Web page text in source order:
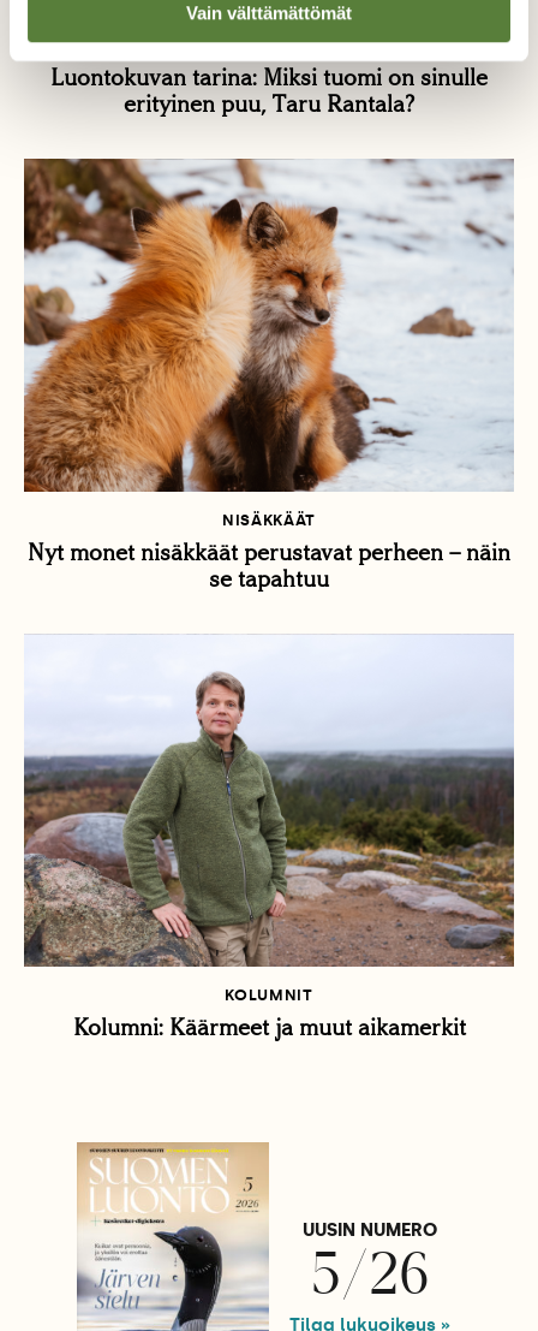
Vain välttämättömät
LUONTOKUVAUS
Luontokuvan tarina: Miksi tuomi on sinulle
erityinen puu, Taru Rantala?
NISÄKKÄÄT
Nyt monet nisäkkäät perustavat perheen – näin
se tapahtuu
KOLUMNIT
Kolumni: Käärmeet ja muut aikamerkit
UUSIN NUMERO
5/26
Tilaa lukuoikeus »